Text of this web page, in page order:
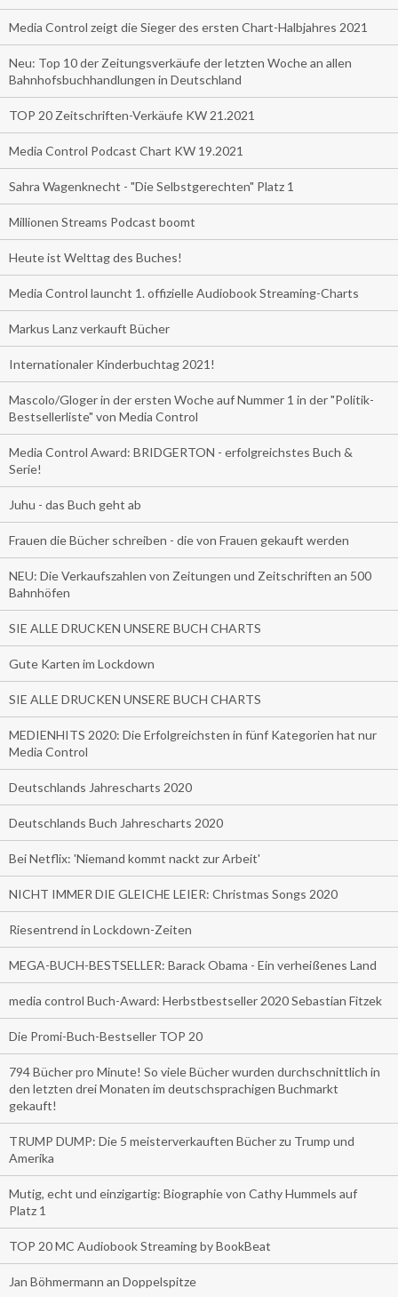
Media Control zeigt die Sieger des ersten Chart-Halbjahres 2021
Neu: Top 10 der Zeitungsverkäufe der letzten Woche an allen
Bahnhofsbuchhandlungen in Deutschland
TOP 20 Zeitschriften-Verkäufe KW 21.2021
Media Control Podcast Chart KW 19.2021
Sahra Wagenknecht - "Die Selbstgerechten" Platz 1
Millionen Streams Podcast boomt
Heute ist Welttag des Buches!
Media Control launcht 1. offizielle Audiobook Streaming-Charts
Markus Lanz verkauft Bücher
Internationaler Kinderbuchtag 2021!
Mascolo/Gloger in der ersten Woche auf Nummer 1 in der "Politik-
Bestsellerliste" von Media Control
Media Control Award: BRIDGERTON - erfolgreichstes Buch &
Serie!
Juhu - das Buch geht ab
Frauen die Bücher schreiben - die von Frauen gekauft werden
NEU: Die Verkaufszahlen von Zeitungen und Zeitschriften an 500
Bahnhöfen
SIE ALLE DRUCKEN UNSERE BUCH CHARTS
Gute Karten im Lockdown
SIE ALLE DRUCKEN UNSERE BUCH CHARTS
MEDIENHITS 2020: Die Erfolgreichsten in fünf Kategorien hat nur
Media Control
Deutschlands Jahrescharts 2020
Deutschlands Buch Jahrescharts 2020
Bei Netflix: 'Niemand kommt nackt zur Arbeit'
NICHT IMMER DIE GLEICHE LEIER: Christmas Songs 2020
Riesentrend in Lockdown-Zeiten
MEGA-BUCH-BESTSELLER: Barack Obama - Ein verheißenes Land
media control Buch-Award: Herbstbestseller 2020 Sebastian Fitzek
Die Promi-Buch-Bestseller TOP 20
794 Bücher pro Minute! So viele Bücher wurden durchschnittlich in
den letzten drei Monaten im deutschsprachigen Buchmarkt
gekauft!
TRUMP DUMP: Die 5 meisterverkauften Bücher zu Trump und
Amerika
Mutig, echt und einzigartig: Biographie von Cathy Hummels auf
Platz 1
TOP 20 MC Audiobook Streaming by BookBeat
Jan Böhmermann an Doppelspitze